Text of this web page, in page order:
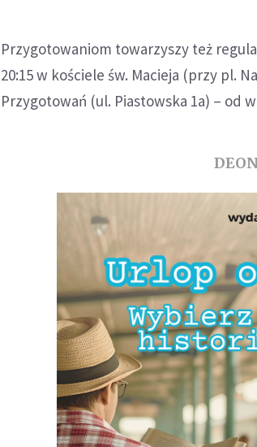
Przygotowaniom towarzyszy też
20:15 w kościele św. Macieja (przy pl.
Przygotowań (ul. Piastowska 1a) – od